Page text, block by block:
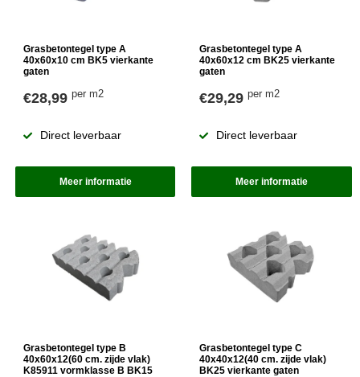
Grasbetontegel type A
40x60x10 cm BK5 vierkante
gaten
€28,99 per m2
Direct leverbaar
Meer informatie
Grasbetontegel type A
40x60x12 cm BK25 vierkante
gaten
€29,29per m2
Direct leverbaar
Meer informatie
Grasbetontegel type B
40x60x12(60 cm. zijde vlak)
K85911 vormklasse B BK15
Grasbetontegel type C
40x40x12(40 cm. zijde vlak)
BK25 vierkante gaten